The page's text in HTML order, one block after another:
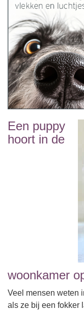
Een puppy
hoort in de
woonkamer
Veel mensen weten
als ze bij een fokker